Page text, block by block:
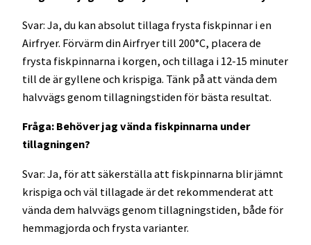
Svar: Ja, du kan absolut tillaga frysta fiskpinnar i en
Airfryer. Förvärm din Airfryer till 200°C, placera de
frysta fiskpinnarna i korgen, och tillaga i 12-15 minuter
till de är gyllene och krispiga. Tänk på att vända dem
halvvägs genom tillagningstiden för bästa resultat.
Fråga: Behöver jag vända fiskpinnarna under
tillagningen?
Svar: Ja, för att säkerställa att fiskpinnarna blir jämnt
krispiga och väl tillagade är det rekommenderat att
vända dem halvvägs genom tillagningstiden, både för
hemmagjorda och frysta varianter.